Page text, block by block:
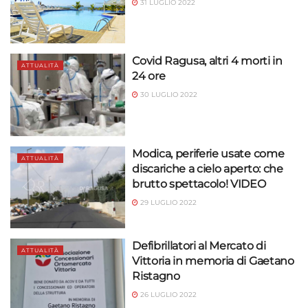
Riconoscere i dispositivi in base a informazioni
richieste attivamente.
Garantire la sicurezza, prevenire e
rilevare frodi, correggere errori, Erogare
e presentare pubblicità e contenuto,
Salvare e comunicare le scelte sulla
privacy.
31 LUGLIO 2022
ATTUALITÀ
Covid Ragusa, altri 4 morti in
24 ore
30 LUGLIO 2022
ATTUALITÀ
Modica, periferie usate come
discariche a cielo aperto: che
brutto spettacolo! VIDEO
29 LUGLIO 2022
ATTUALITÀ
Defibrillatori al Mercato di
Vittoria in memoria di Gaetano
Ristagno
26 LUGLIO 2022